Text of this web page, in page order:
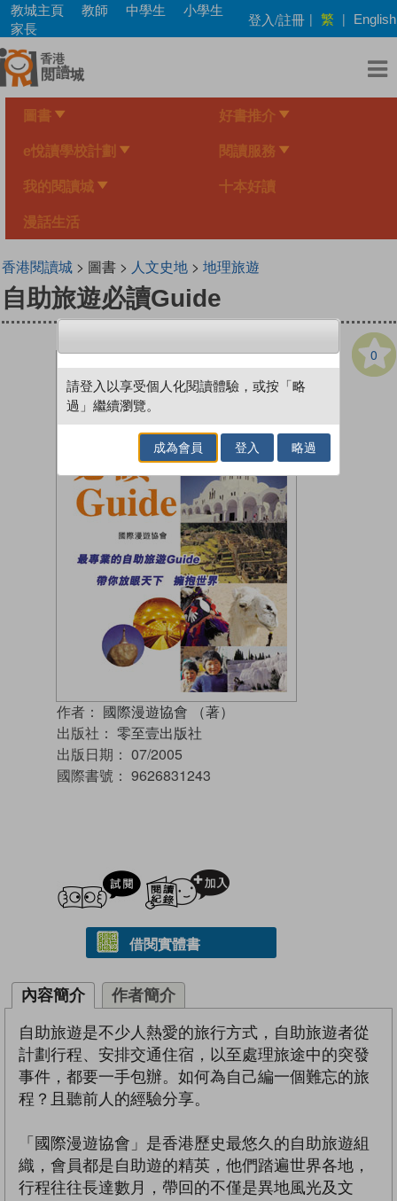
Skip
main
content
教城主頁 教師 中學生
小學生
家長
登入/註冊 | 繁 | English
圖書 好書推介
e悅讀學校計劃 閱讀服務
我的閱讀城 十本好讀
漫話生活
香港閱讀城> 圖書 > 人文史地> 地理旅遊
自助旅遊必讀Guide
0
作者： 國際漫遊協會 （著）
出版社： 零至壹出版社
出版日期： 07/2005
國際書號： 9626831243
試閲
借閱實體書
內容簡介 作者簡介
自助旅遊是不少人熱愛的旅行方式，自助旅遊者從
計劃行程、安排交通住宿，以至處理旅途中的突發
事件，都要一手包辦。如何為自己編一個難忘的旅
程？且聽前人的經驗分享。
「國際漫遊協會」是香港歷史最悠久的自助旅遊組
織，會員都是自助遊的精英，他們踏遍世界各地，
行程往往長達數月，帶回的不僅是異地風光及文
請登入以享受個人化閱讀體驗，或按「略
過」繼續瀏覽。
成為會員 登入 略過